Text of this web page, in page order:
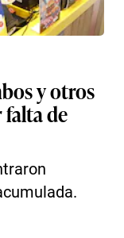
y otros
de